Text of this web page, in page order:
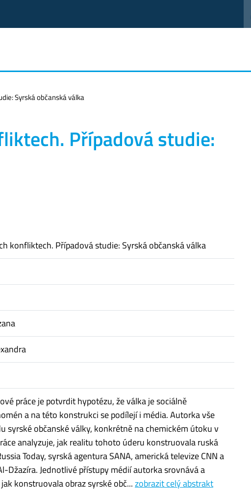
Syrská občanská válka
Případová studie:
konfliktech. Případová studie: Syrská občanská válka
práce je potvrdit hypotézu, že válka je sociálně
a na této konstrukci se podílejí i média. Autorka vše
syrské občanské války, konkrétně na chemickém útoku v
analyzuje, jak realitu tohoto úderu konstruovala ruská
Today, syrská agentura SANA, americká televize CNN a
Džazíra. Jednotlivé přístupy médií autorka srovnává a
konstruovala obraz syrské obč...zobrazit celý abstrakt